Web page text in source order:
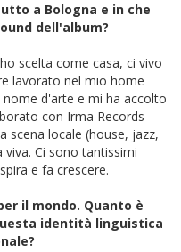
a Bologna e in che
dell'album?
scelta come casa, ci vivo
lavorato nel mio home
d'arte e mi ha accolto
con Irma Records
scena locale (house, jazz,
Ci sono tantissimi
e fa crescere.
il mondo. Quanto è
identità linguistica